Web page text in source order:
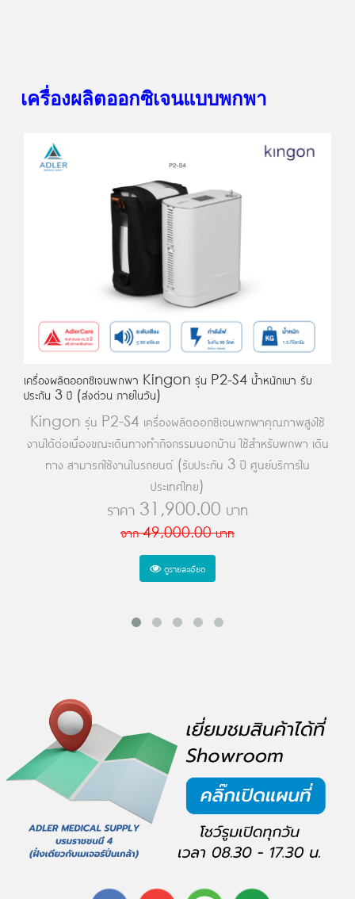
เครื่องผลิตออกซิเจนแบบพกพา
เครื่องผลิตออกซิเจนพกพา Kingon รุ่น P2-S4 น้ำหนักเบา รับ
ประกัน 3 ปี (ส่งด่วน ภายในวัน)
Kingon รุ่น P2-S4 เครื่องผลิตออกซิเจนพกพาคุณภาพสูงใช้
งานได้ต่อเนื่องขณะเดินทางทำกิจกรรมนอกบ้าน ใช้สำหรับพกพา เดิน
ทาง สามารถใช้งานในรถยนต์ (รับประกัน 3 ปี ศูนย์บริการใน
ประเทศไทย)
ราคา 31,900.00 บาท
จาก49,000.00บาท
ดูรายละเอียด